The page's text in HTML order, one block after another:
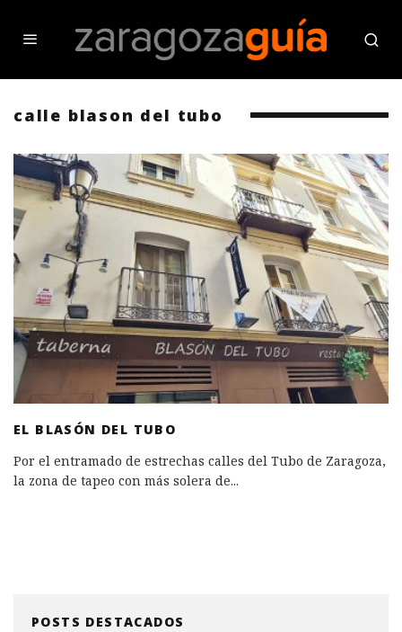
calle blason del tubo
EL BLASÓN DEL TUBO
Por el entramado de estrechas calles del Tubo de Zaragoza,
la zona de tapeo con más solera de...
POSTS DESTACADOS